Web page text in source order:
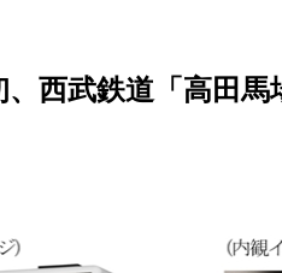
、西武鉄道「高田